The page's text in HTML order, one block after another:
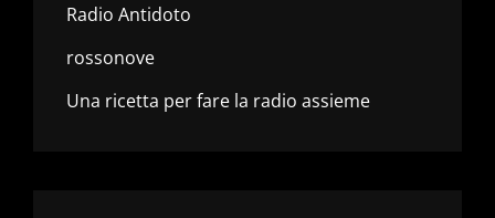
Radio Antidoto
rossonove
Una ricetta per fare la radio assieme